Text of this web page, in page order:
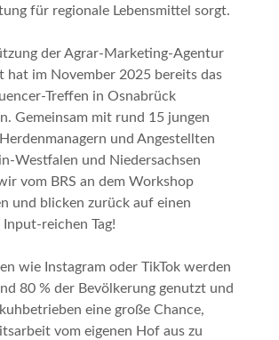
für regionale Lebensmittel sorgt.
der Agrar-Marketing-Agentur
hat im November 2025 bereits das
Treffen in Osnabrück
Gemeinsam mit rund 15 jungen
und Angestellten
Westfalen und Niedersachsen
vom BRS an dem Workshop
und blicken zurück auf einen
reichen Tag!
wie Instagram oder TikTok werden
80 % der Bevölkerung genutzt und
eine große Chance,
vom eigenen Hof aus zu